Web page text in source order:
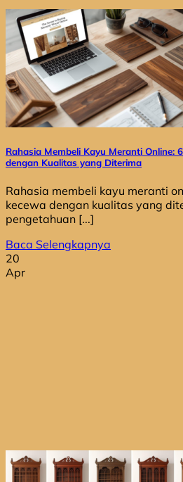
Rahasia Membeli Kayu Meranti Online:
dengan Kualitas yang Diterima
Rahasia membeli kayu meranti
kecewa dengan kualitas yang
pengetahuan [...]
Baca Selengkapnya
20
Apr